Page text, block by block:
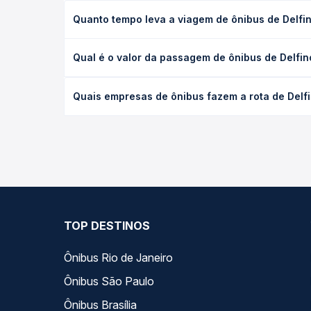
Quanto tempo leva a viagem de ônibus de
executivo ou leito) e as condições de tráfego. Na
Qual é o valor da passagem de ônibus de
tipo de poltrona e a antecedência da compra. Na
Quais empresas de ônibus fazem a rota de
TOP DESTINOS
Ônibus Rio de Janeiro
Ônibus São Paulo
Ônibus Brasília